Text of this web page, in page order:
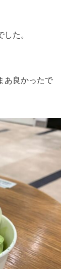
た。
あ良かったで